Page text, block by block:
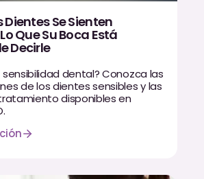
Dientes Se Sienten
Que Su Boca Está
Decirle
sensibilidad dental? Conozca las
de los dientes sensibles y las
disponibles en